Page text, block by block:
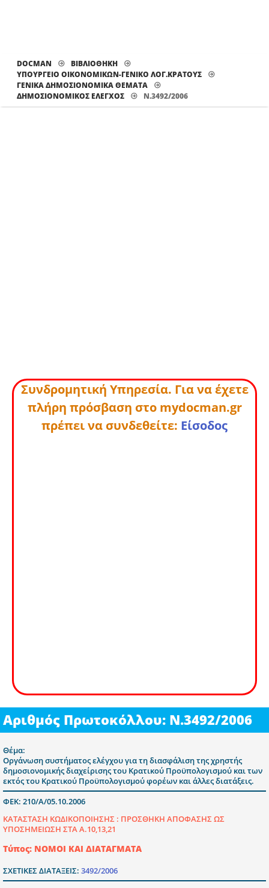
DOCMAN
ΒΙΒΛΙΟΘΗΚΗ
ΥΠΟΥΡΓΕΙΟ ΟΙΚΟΝΟΜΙΚΩΝ-ΓΕΝΙΚΟ ΛΟΓ.ΚΡΑΤΟΥΣ
ΓΕΝΙΚΑ ΔΗΜΟΣΙΟΝΟΜΙΚΑ ΘΕΜΑΤΑ
ΔΗΜΟΣΙΟΝΟΜΙΚΌΣ ΈΛΕΓΧΟΣ
Ν.3492/2006
Συνδρομητική Υπηρεσία. Για να έχετε
πλήρη πρόσβαση στο mydocman.gr
πρέπει να συνδεθείτε: Είσοδος
Αριθμός Πρωτοκόλλου: Ν.3492/2006
Θέμα:
Οργάνωση συστήματος ελέγχου για τη διασφάλιση της χρηστής
δημοσιονομικής διαχείρισης του Κρατικού Προϋπολογισμού και των
εκτός του Κρατικού Προϋπολογισμού φορέων και άλλες διατάξεις.
ΦΕΚ: 210/Α/05.10.2006
ΚΑΤΑΣΤΑΣΗ ΚΩΔΙΚΟΠΟΙΗΣΗΣ : ΠΡΟΣΘΗΚΗ ΑΠΟΦΑΣΗΣ ΩΣ
ΥΠΟΣΗΜΕΙΩΣΗ ΣΤΑ Α.10,13,21
Τύπος: ΝΟΜΟΙ ΚΑΙ ΔΙΑΤΑΓΜΑΤΑ
ΣΧΕΤΙΚΕΣ ΔΙΑΤΑΞΕΙΣ: 3492/2006